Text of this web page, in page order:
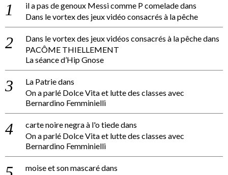
il a pas de genoux Messi comme P comeladedans
Dans le vortex des jeux vidéo consacrés à la pêche
Dans le vortex des jeux vidéos consacrés à la pêchedans
PACÔME THIELLEMENT
La séance d’Hip Gnose
La Patriedans
On a parlé Dolce Vita et lutte des classes avec
Bernardino Femminielli
carte noire negra à l'o tiededans
On a parlé Dolce Vita et lutte des classes avec
Bernardino Femminielli
moise et son mascarédans